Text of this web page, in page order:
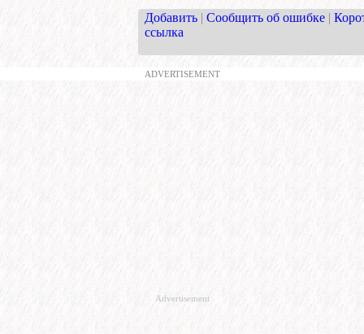
Добавить | Сообщить об ошибке |
ссылка
ADVERTISEMENT
Advertisement